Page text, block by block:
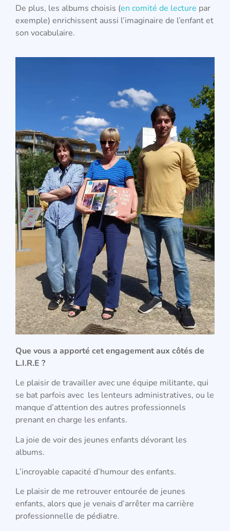
De plus, les albums choisis (en comité de lecture par
exemple) enrichissent aussi l’imaginaire de l’enfant et
son vocabulaire.
Que vous a apporté cet engagement aux côtés de
L.I.R.E ?
Le plaisir de travailler avec une équipe militante, qui
se bat parfois avec les lenteurs administratives, ou le
manque d’attention des autres professionnels
prenant en charge les enfants.
La joie de voir des jeunes enfants dévorant les
albums.
L’incroyable capacité d’humour des enfants.
Le plaisir de me retrouver entourée de jeunes
enfants, alors que je venais d’arrêter ma carrière
professionnelle de pédiatre.